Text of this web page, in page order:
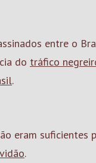
entre o
do tráfico
.
eram suficientes
.